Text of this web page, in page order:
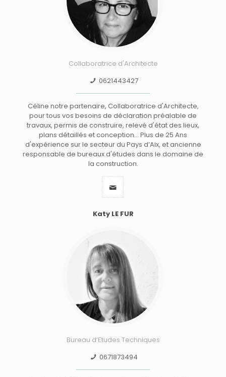
Collaboratrice d'Architecte
0621443427
Céline notre partenaire, Collaboratrice d'Architecte,
pour tous vos besoins de déclaration préalable de
travaux, permis de construire, relevé d'état des lieux,
plans détaillés et conception… Plus de 25 Ans
d'expérience sur le secteur du Pays d’Aix, et ancienne
responsable de bureaux d'études dans le domaine de
la construction.
Katy LE FUR
Bureau d’Etudes Techniques
0671873494